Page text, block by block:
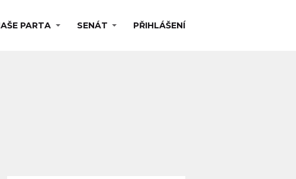
PARTA SENÁT PŘIHLÁŠENÍ